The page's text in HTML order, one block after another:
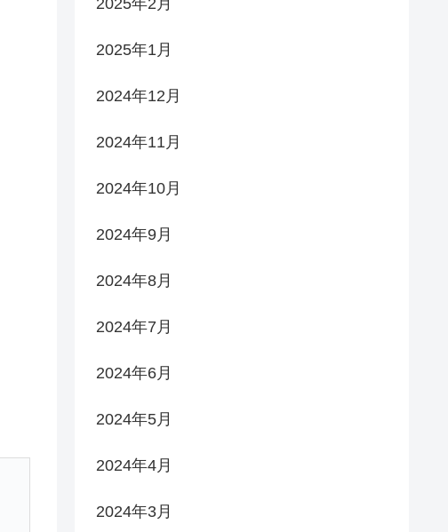
2025年1月
2024年12月
2024年11月
2024年10月
2024年9月
2024年8月
2024年7月
2024年6月
2024年5月
2024年4月
2024年3月